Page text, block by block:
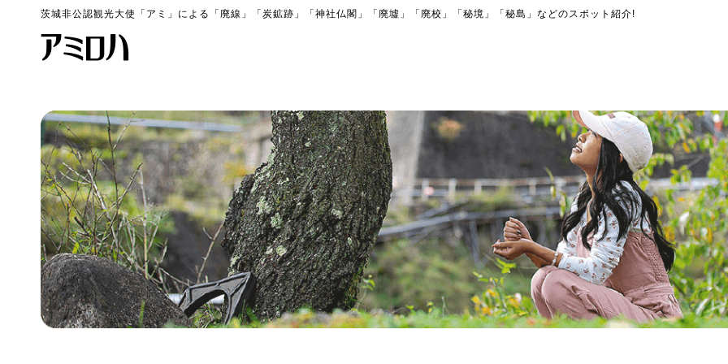
茨城非公認観光大使「アミ」による「廃線」「炭鉱跡」「神社仏閣」「廃墟」「廃校」「秘境」「秘島」などのスポット紹介!